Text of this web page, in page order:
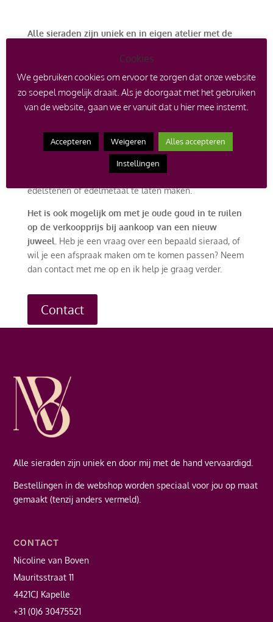
Alle sieraden zijn uniek en in eigen atelier met de
wordt dit speciaal voor jou op maat gemaakt en is er
een levertijd van toepassing. Dit staat altijd bij het
betreffende product vermeld.
Gratis verzending vanaf €500.
One of a kind juwelen kunnen niet worden bijbesteld,
hier is er echt maar één van en worden voorzien van
een certificaat. Er kan echter wel een afspraak worden
gemaakt om een soortgelijk ontwerp met andere
edelstenen of edelmetaal te laten maken.
Het is ook mogelijk om met je oude goud in te ruilen
op de verkoopprijs bij aankoop van een nieuw
juweel. Heb je een vraag over een bepaald sieraad, of
wil je een afspraak maken om te komen passen? Neem
dan contact met me op en ik help je graag verder.
Contact
Alle sieraden zijn uniek en door mij met de hand vervaardigd.
Bestellingen in de webshop worden speciaal voor jou op maat
gemaakt (tenzij anders vermeld).
CONTACT
Nicoline van Boven
Mauritsstraat 11
4421CJ Kapelle
+31 (0)6 30475521
Cookies
We gebruiken cookies om ervoor te zorgen dat onze website
zo soepel mogelijk draait. Als je doorgaat met het gebruiken
van de website, gaan we er vanuit dat u hier mee instemt.
Accepteren Weigeren Alles accepteren
Instellingen